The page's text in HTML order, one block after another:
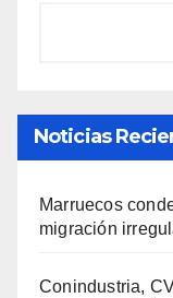
Noticias
Marruecos
migración
Conindustria,